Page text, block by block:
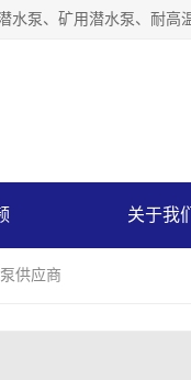
关于我们
供应商